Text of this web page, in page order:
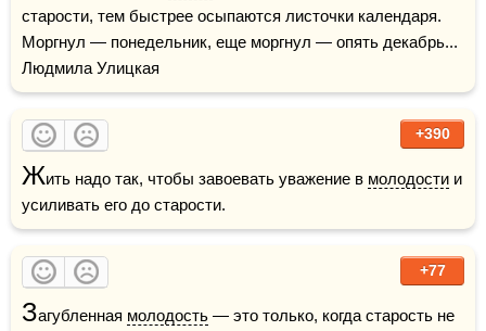
старости, тем быстрее осыпаются листочки календаря.
Моргнул — понедельник, еще моргнул — опять декабрь...
Людмила Улицкая
+390
Жить надо так, чтобы завоевать уважение в молодости и
усиливать его до старости.
+77
Загубленная молодость — это только, когда старость не